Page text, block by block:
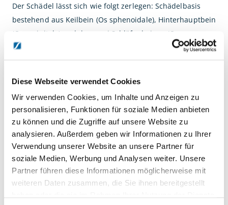
Diese Webseite verwendet Cookies
Wir verwenden Cookies, um Inhalte und Anzeigen zu
personalisieren, Funktionen für soziale Medien anbieten
zu können und die Zugriffe auf unsere Website zu
analysieren. Außerdem geben wir Informationen zu Ihrer
Verwendung unserer Website an unsere Partner für
soziale Medien, Werbung und Analysen weiter. Unsere
Partner führen diese Informationen möglicherweise mit
weiteren Daten zusammen, die Sie ihnen bereitgestellt
Der Schädel lässt sich wie folgt zerlegen: Schädelbasis
bestehend aus Keilbein (Os sphenoidale), Hinterhauptbein
(Os occipitale) und den zwei Schläfenbeinen (Os
temporale).Das rechte Schläfenbein ist in 2 Teile zerlegbar
und zeigt den eröffneten Canalis caroticus, die
Schädel zerlegt werden in 2 Scheitelbeine (Os parietale),
Stirnbein (Os frontale), Siebbein (Os ethmoidale),
Pflugscharbein mit Lamina perpendicularis des Siebbeins
(Septum nasi osseum), zweiteiligen Oberkiefer (Maxilla)
mit den auf jeder Seite abnehmbaren unteren
Nasenmuscheln (inferior nasal concha) und 15
herausnehmbaren Einzelzähnen (ein Weisheitszahn steckt